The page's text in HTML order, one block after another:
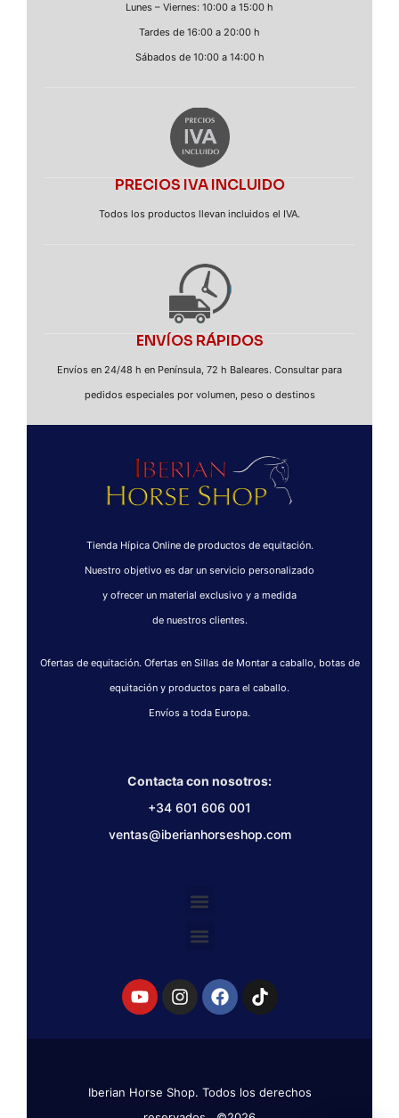
Lunes – Viernes: 10:00 a 15:00 h
Tardes de 16:00 a 20:00 h
Sábados de 10:00 a 14:00 h
PRECIOS IVA INCLUIDO
Todos los productos llevan incluidos el IVA.
ENVÍOS RÁPIDOS
Envíos en 24/48 h en Península, 72 h Baleares. Consultar para
pedidos especiales por volumen, peso o destinos
Tienda Hípica Online de productos de equitación.
Nuestro objetivo es dar un servicio personalizado
y ofrecer un material exclusivo y a medida
de nuestros clientes.
Ofertas de equitación. Ofertas en Sillas de Montar a caballo, botas de
equitación y productos para el caballo.
Envíos a toda Europa.
Contacta con nosotros:
+34 601 606 001
ventas@iberianhorseshop.com
Iberian Horse Shop. Todos los derechos